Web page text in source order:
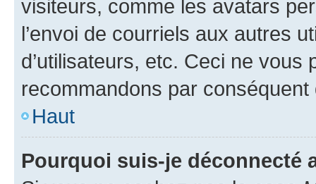
visiteurs, comme les avatars
l’envoi de courriels aux autres
d’utilisateurs, etc. Ceci ne vous
recommandons par conséquent
Haut
Pourquoi suis-je déconnecté